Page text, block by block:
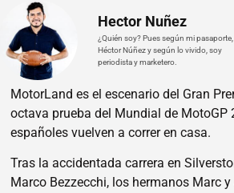
Hector Nuñez
¿Quién soy? Pues según mi
Héctor Núñez y según lo vivido, soy
periodista y marketero.
MotorLand es el escenario del Gran
octava prueba del Mundial de MotoGP
españoles vuelven a correr en casa.
Tras la accidentada carrera en
Marco Bezzecchi, los hermanos Marc